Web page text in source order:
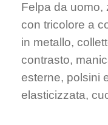
Felpa da uomo,
con tricolore a
in metallo,
contrasto,
esterne, polsini
elasticizzata,